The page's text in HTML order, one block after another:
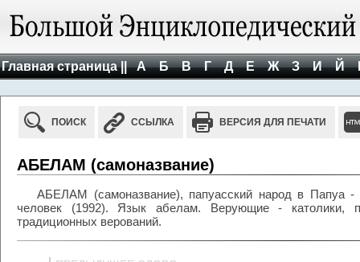
Главная страница || А Б В Г Д Е Ж З И Й
ПОИСК ССЫЛКА ВЕРСИЯ ДЛЯ ПЕЧАТИ
АБЕЛАМ (самоназвание)
АБЕЛАМ (самоназвание), папуасский народ в Папуа -
человек (1992). Язык абелам. Верующие - католики,
традиционных верований.